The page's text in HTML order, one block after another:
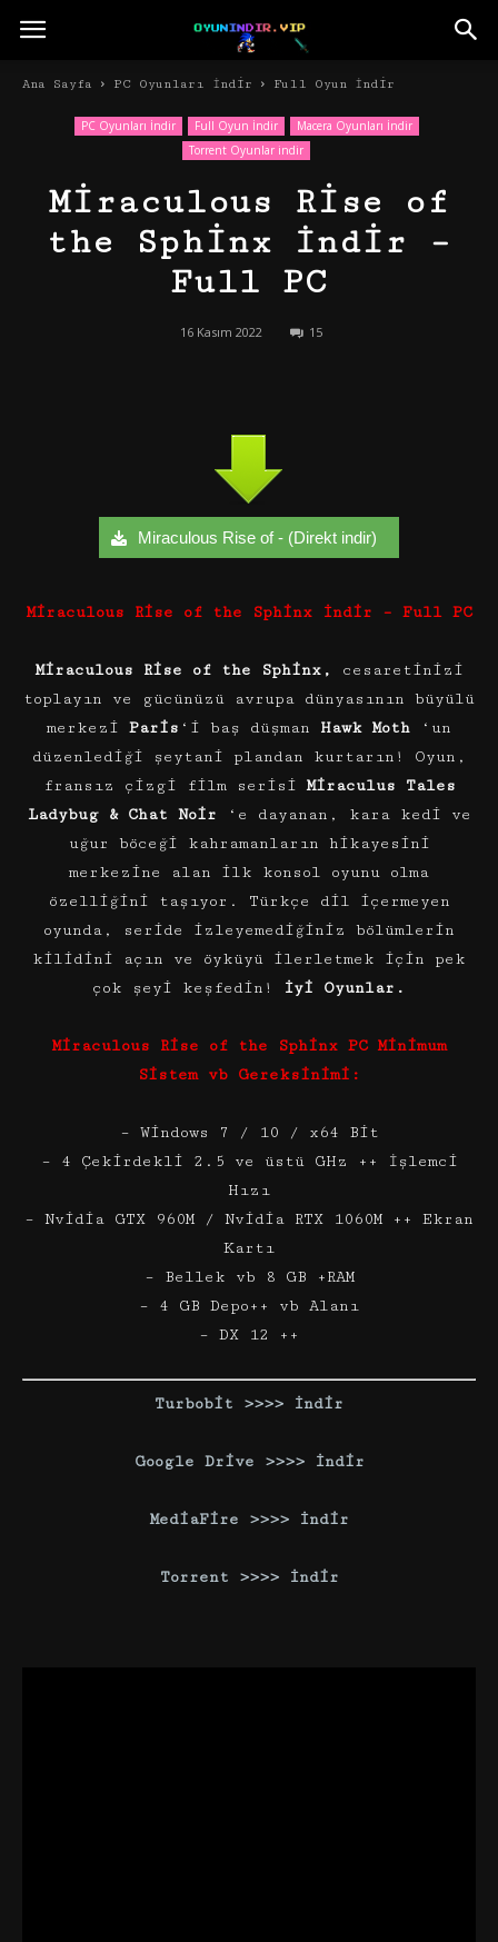
Ana Sayfa PC Oyunları İndir Full Oyun İndir
PC Oyunları İndir Full Oyun İndir
Macera Oyunları İndir
Torrent Oyunlar indir
Miraculous Rise of
the Sphinx İndir –
Full PC
16 Kasım 2022 15
Miraculous Rise of - (Direkt indir)
Miraculous Rise of the Sphinx İndir – Full PC
Miraculous Rise of the Sphinx, cesaretinizi
toplayın ve gücünüzü avrupa dünyasının büyülü
merkezi Paris ‘i baş düşman Hawk Moth ‘un
düzenlediği şeytani plandan kurtarın! Oyun,
fransız çizgi film serisiMiraculus Tales
Ladybug & Chat Noir ‘e dayanan, kara kedi ve
uğur böceği kahramanların hikayesini
merkezine alan ilk konsol oyunu olma
özelliğini taşıyor. Türkçe dil içermeyen
oyunda, seride izleyemediğiniz bölümlerin
kilidini açın ve öyküyü ilerletmek için pek
çok şeyi keşfedin!
İyi Oyunlar.
Miraculous Rise of the Sphinx PC Minimum
Sistem vb Gereksinimi:
– Windows 7 / 10 / x64 Bit
– 4 Çekirdekli 2.5 ve üstü GHz ++ İşlemci
Hızı
– Nvidia GTX 960M / Nvidia RTX 1060M ++ Ekran
Kartı
– Bellek vb 8 GB +RAM
– 4 GB Depo++ vb Alanı
– DX 12 ++
Turbobit >>>> İndir
Google Drive >>>> İndir
MediaFire >>>> İndir
Torrent >>>> İndir